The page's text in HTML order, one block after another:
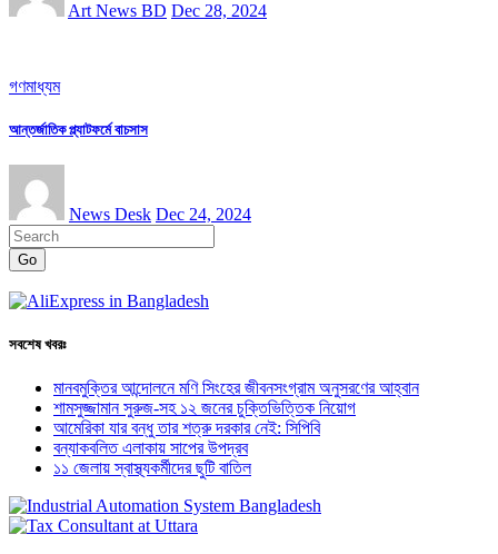
Art News BD Dec 28, 2024
গণমাধ্যম
আন্তর্জাতিক প্ল্যাটফর্মে বাচসাস
News Desk Dec 24, 2024
Go
সবশেষ খবরঃ
মানবমুক্তির আন্দোলনে মণি সিংহের জীবনসংগ্রাম অনুসরণের আহ্বান
শামসুজ্জামান সুরুজ-সহ ১২ জনের চুক্তিভিত্তিক নিয়োগ
আমেরিকা যার বন্ধু তার শত্রু দরকার নেই: সিপিবি
বন্যাকবলিত এলাকায় সাপের উপদ্রব
১১ জেলায় স্বাস্থ্যকর্মীদের ছুটি বাতিল